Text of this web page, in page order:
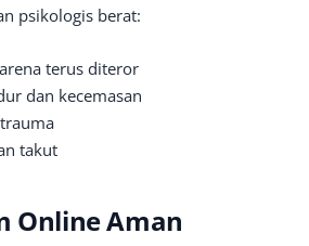
psikologis berat:
terus diteror
dan kecemasan
takut
Online Aman